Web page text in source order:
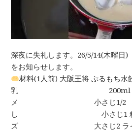
深夜に失礼します。26/5/14(木曜日
をお知らせします。
材料(1人前) 大阪王将 ぷるも
乳 200ml コ
メ 小さじ
し 小さじ1 粉
ズ 大さじ2 ラ